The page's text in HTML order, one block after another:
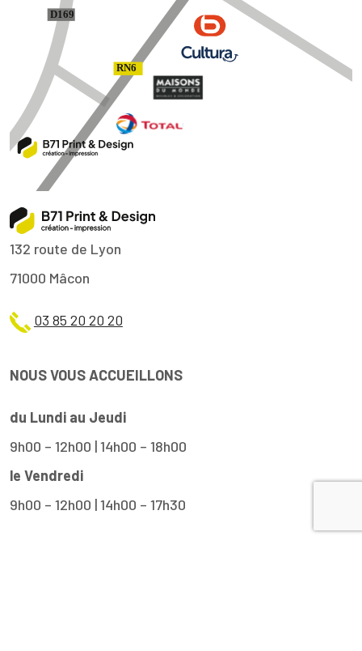
132 route de Lyon
71000 Mâcon
03 85 20 20 20
NOUS VOUS ACCUEILLONS
du Lundi au Jeudi
9h00 – 12h00 | 14h00 – 18h00
le Vendredi
9h00 – 12h00 | 14h00 – 17h30